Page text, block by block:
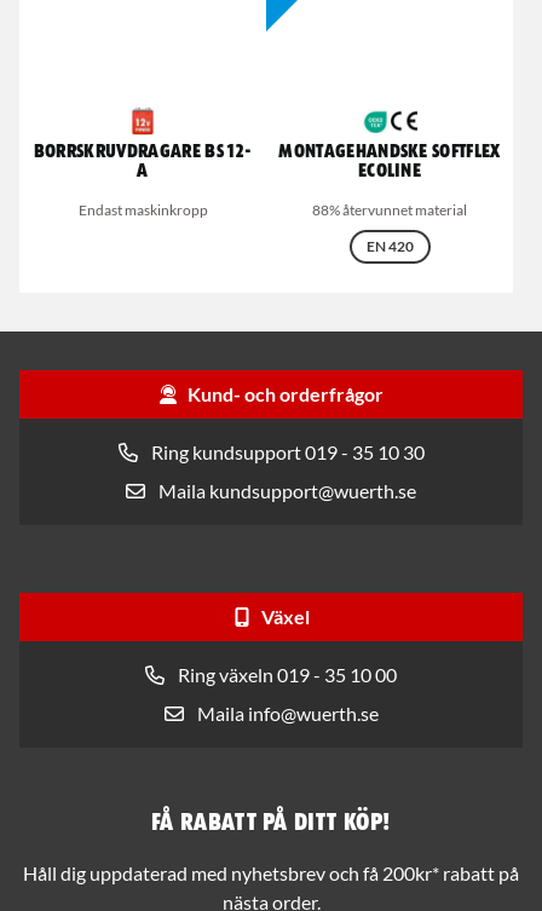
Borrskruvdragare BS 12-
A
Endast maskinkropp
Montagehandske Softflex
Ecoline
88% återvunnet material
EN 420
Kund- och orderfrågor
Ring kundsupport 019 - 35 10 30
Maila kundsupport@wuerth.se
Växel
Ring växeln 019 - 35 10 00
Maila info@wuerth.se
Få rabatt på ditt köp!
Håll dig uppdaterad med nyhetsbrev och få 200kr* rabatt på
nästa order.